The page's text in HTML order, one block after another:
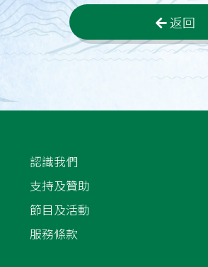
返回
認識我們
支持及贊助
節目及活動
服務條款